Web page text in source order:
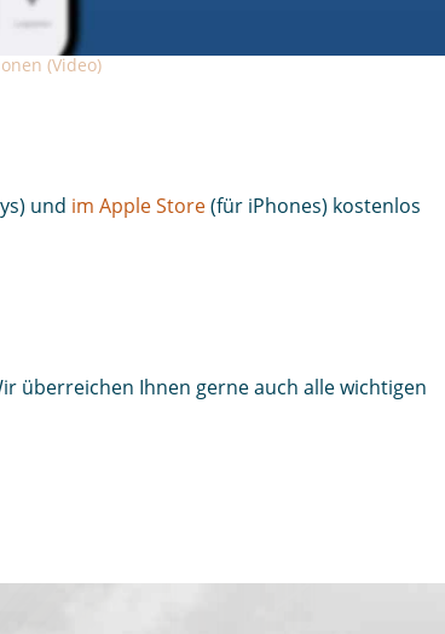
(Video)
und im Apple Store(für iPhones) kostenlos
überreichen Ihnen gerne auch alle wichtigen